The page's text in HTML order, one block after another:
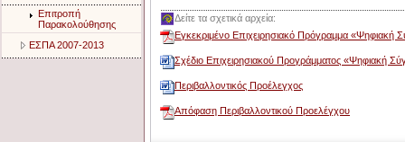
Επιτροπή
Παρακολούθησης
ΕΣΠΑ 2007-2013
Δείτε τα σχετικά αρχεία:
Εγκεκριμένο Επιχειρησιακό Πρόγραμμα «Ψηφιακή
Σχέδιο Επιχειρησιακού Προγράμματος «Ψηφιακή
Περιβαλλοντικός Προέλεγχος
Απόφαση Περιβαλλοντικού Προελέγχου